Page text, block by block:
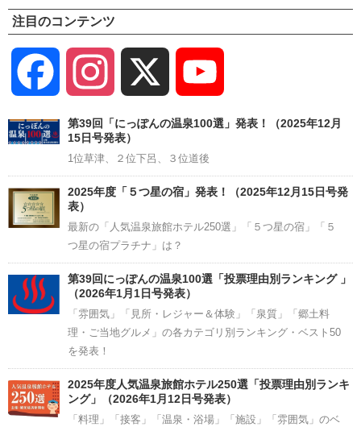
注目のコンテンツ
Facebook Instagram
Channel
第39回「にっぽんの温泉100選」発表！（2025年12月
15日号発表）
1位草津、２位下呂、３位道後
2025年度「５つ星の宿」発表！（2025年12月15日号発
表）
最新の「人気温泉旅館ホテル250選」「５つ星の宿」「５
つ星の宿プラチナ」は？
第39回にっぽんの温泉100選「投票理由別ランキング 」
（2026年1月1日号発表）
「雰囲気」「見所・レジャー＆体験」「泉質」「郷土料
理・ご当地グルメ」の各カテゴリ別ランキング・ベスト50
を発表！
2025年度人気温泉旅館ホテル250選「投票理由別ランキ
ング」（2026年1月12日号発表）
「料理」「接客」「温泉・浴場」「施設」「雰囲気」のベ